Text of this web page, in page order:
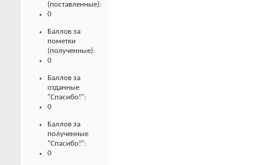
(поставленные):
0
Баллов за
пометки
(полученные):
0
Баллов за
отданные
"Спасибо!":
0
Баллов за
полученные
"Спасибо!":
0